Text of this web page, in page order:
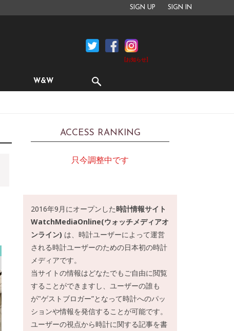
SIGN UP SIGN IN
[お知らせ]
W&W
ACCESS RANKING
只今調整中です
2016年9月にオープンした時計情報サイト
WatchMediaOnline(ウォッチメディアオ
ンライン) は、時計ユーザーによって運営
される時計ユーザーのための日本初の時計
メディアです。
当サイトの情報はどなたでもご自由に閲覧
することができますし、ユーザーの誰も
が"ゲストブロガー”となって時計へのパッ
ションや情報を発信することが可能です。
ユーザーの視点から時計に関する記事を書